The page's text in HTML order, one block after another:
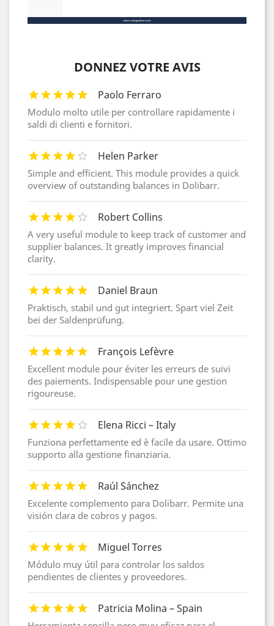
DONNEZ VOTRE AVIS
Paolo Ferraro
Modulo molto utile per controllare rapidamente i
saldi di clienti e fornitori.
Helen Parker
Simple and efficient. This module provides a quick
overview of outstanding balances in Dolibarr.
Robert Collins
A very useful module to keep track of customer and
supplier balances. It greatly improves financial
clarity.
Daniel Braun
Praktisch, stabil und gut integriert. Spart viel Zeit
bei der Saldenprüfung.
François Lefèvre
Excellent module pour éviter les erreurs de suivi
des paiements. Indispensable pour une gestion
rigoureuse.
Elena Ricci – Italy
Funziona perfettamente ed è facile da usare. Ottimo
supporto alla gestione finanziaria.
Raúl Sánchez
Excelente complemento para Dolibarr. Permite una
visión clara de cobros y pagos.
Miguel Torres
Módulo muy útil para controlar los saldos
pendientes de clientes y proveedores.
Patricia Molina – Spain